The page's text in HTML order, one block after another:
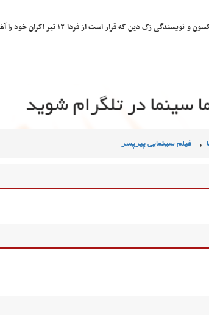
, فیلم سینمایی پیرپسر